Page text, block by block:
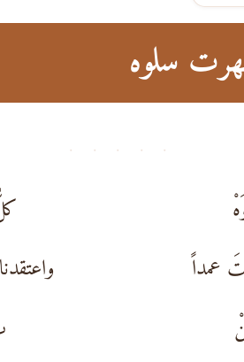
سلوه
· · · · ·
عمداً